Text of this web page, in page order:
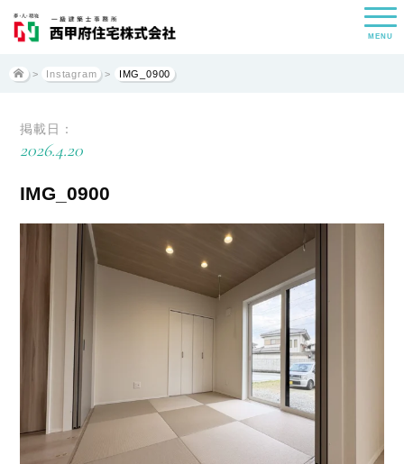
MENU
> Instagram > IMG_0900
掲載日：
2026.4.20
IMG_0900